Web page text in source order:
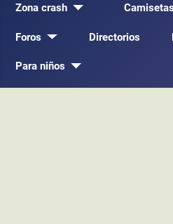
Zona crash Camisetas
Foros Directorios
Para niños